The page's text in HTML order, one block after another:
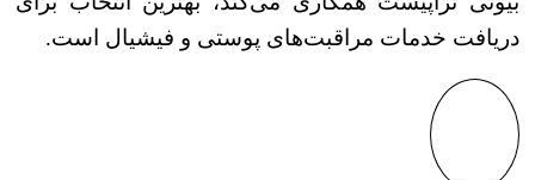
دریافت خدمات مراقبت‌های پوستی و فیشیال است.